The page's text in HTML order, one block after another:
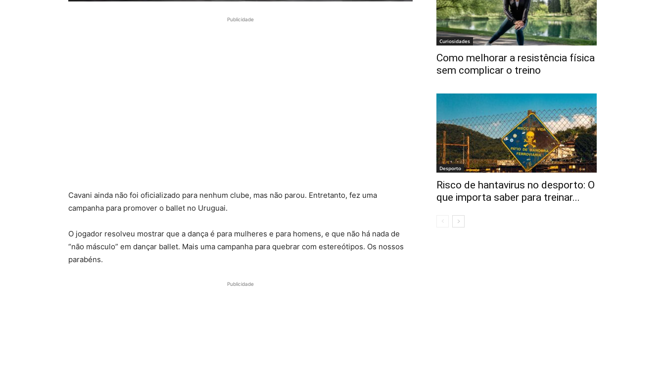
Publicidade
Cavani ainda não foi oficializado para nenhum clube, mas não parou. Entretanto, fez uma
campanha para promover o ballet no Uruguai.
O jogador resolveu mostrar que a dança é para mulheres e para homens, e que não há nada de
“não másculo” em dançar ballet. Mais uma campanha para quebrar com estereótipos. Os nossos
parabéns.
Publicidade
Curiosidades
Como melhorar a resistência física
sem complicar o treino
Desporto
Risco de hantavirus no desporto: O
que importa saber para treinar...